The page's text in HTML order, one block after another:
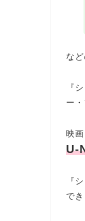
な
『
ー
映
U-
『
でき